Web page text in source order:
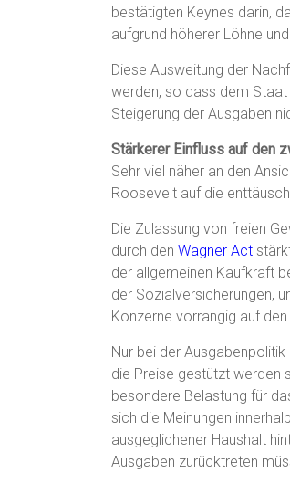
bestätigten Keynes darin,
aufgrund höherer Löhne
Diese Ausweitung der
werden, so dass dem
Steigerung der Ausgaben
Stärkerer Einfluss auf den
Sehr viel näher an den
Roosevelt auf die
Die Zulassung von freien
durch den Wagner Act
der allgemeinen Kaufkraft
der Sozialversicherungen,
Konzerne vorrangig auf
Nur bei der
die Preise gestützt werden
besondere Belastung für
sich die Meinungen
ausgeglichener Haushalt
Ausgaben zurücktreten